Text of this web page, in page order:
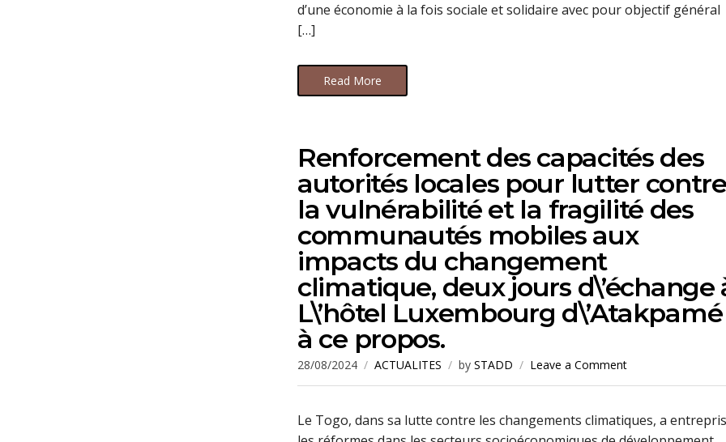
d’une économie à la fois sociale et solidaire avec pour objectif général
[…]
Read More
Renforcement des capacités des
autorités locales pour lutter contre
la vulnérabilité et la fragilité des
communautés mobiles aux
impacts du changement
climatique, deux jours d\’échange
L\’hôtel Luxembourg d\’Atakpamé
à ce propos.
28/08/2024 ACTUALITES by STADD Leave a Comment
Le Togo, dans sa lutte contre les changements climatiques, a entrepris